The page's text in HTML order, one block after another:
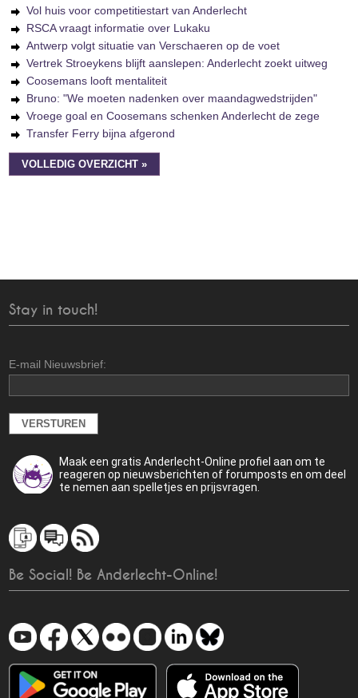
Vol huis voor competitiestart van Anderlecht
RSCA vraagt informatie over Lukaku
Antwerp volgt situatie van Verschaeren op de voet
Vertrek Stroeykens blijft aanslepen: Anderlecht zoekt uitweg
Coosemans looft mentaliteit
Bruno: "We moeten nadenken over maandagwedstrijden"
Vroege goal en Coosemans schenken Anderlecht de zege
Transfer Ferry bijna afgerond
VOLLEDIG OVERZICHT »
Stay in touch!
E-mail Nieuwsbrief:
Maak een gratis Anderlecht-Online profiel aan om te
reageren op nieuwsberichten of forumposts en om deel
te nemen aan spelletjes en prijsvragen.
Be Social! Be Anderlecht-Online!